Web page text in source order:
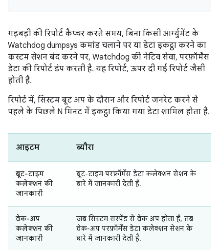
गड़बड़ी की रिपोर्ट कैप्चर करते समय, बिना किसी आर्ग्युमेंट के
Watchdog dumpsys कमांड चलाने पर या डेटा इकट्ठा करने का
कस्टम सेशन बंद करने पर, Watchdog की नेटिव सेवा, परफ़ॉर्मेंस
डेटा की रिपोर्ट डंप करती है. यह रिपोर्ट, ऊपर दी गई रिपोर्ट जैसी
होती है.
रिपोर्ट में, सिस्टम बूट अप के दौरान और रिपोर्ट जनरेट करने से
पहले के पिछले N मिनट में इकट्ठा किया गया डेटा शामिल होता है.
आइटम ब्यौरा
बूट-टाइम
कलेक्शन की
जानकारी
बूट-टाइम परफ़ॉर्मेंस डेटा कलेक्शन सेशन के
बारे में जानकारी देती है.
वेक-अप
कलेक्शन की
जानकारी
जब सिस्टम सस्पेंड से वेक अप होता है, तब
वेक-अप परफ़ॉर्मेंस डेटा कलेक्शन सेशन के
बारे में जानकारी देती है.